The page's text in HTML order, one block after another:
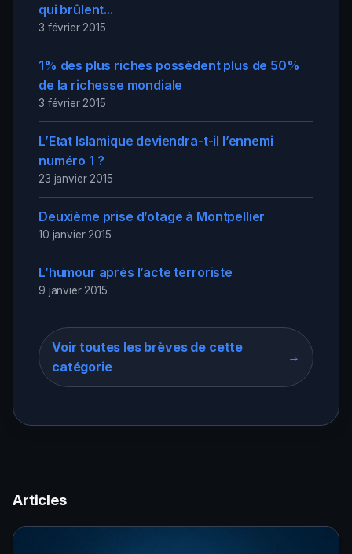
qui brûlent...
3 février 2015
1% des plus riches possèdent plus de 50%
de la richesse mondiale
3 février 2015
L’Etat Islamique deviendra-t-il l’ennemi
numéro 1 ?
23 janvier 2015
Deuxième prise d’otage à Montpellier
10 janvier 2015
L’humour après l’acte terroriste
9 janvier 2015
Voir toutes les brèves de cette
catégorie
→
Articles